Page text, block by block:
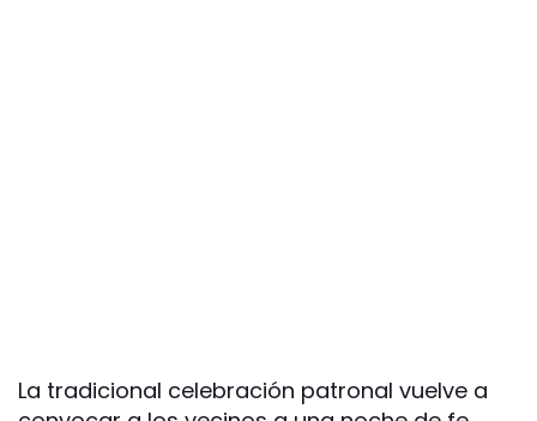
La tradicional celebración patronal vuelve a